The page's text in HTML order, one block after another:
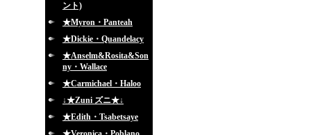
ント)
★Myron・Panteah
★Dickie・Quandelacy
★Anselm&Rosita&Son
ny・Wallace
★Carmichael・Haloo
↓★Zuni ズニ★↓
★Edith・Tsabetsaye